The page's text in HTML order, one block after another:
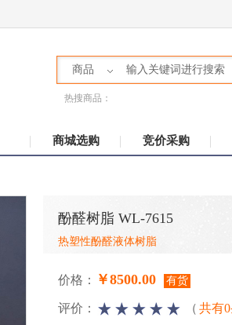
商品
热搜商品：
商城选购 竞价采购
酚醛树脂 WL-7615
热塑性酚醛液体树脂
价格： ￥8500.00 有货
评价： （ 共有